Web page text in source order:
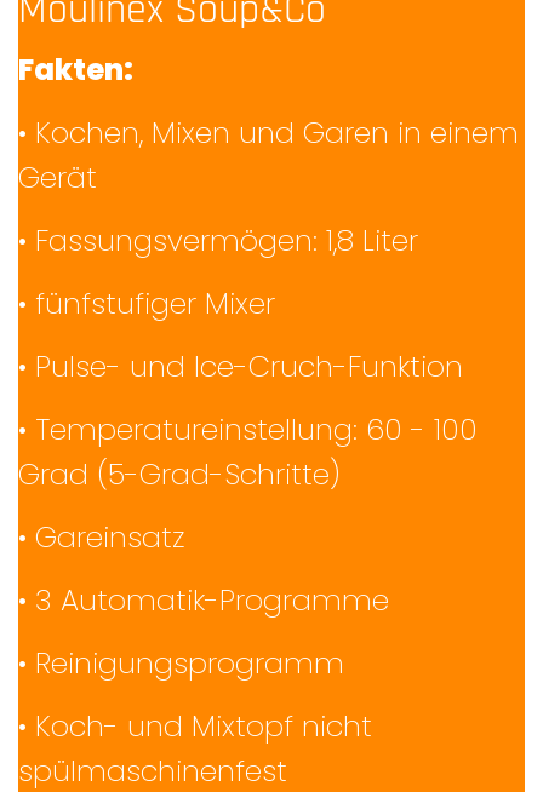
Fakten:
• Kochen, Mixen und Garen in einem
Gerät
• Fassungsvermögen: 1,8 Liter
• fünfstufiger Mixer
• Pulse- und Ice-Cruch-Funktion
• Temperatureinstellung: 60 - 100
Grad (5-Grad-Schritte)
• Gareinsatz
• 3 Automatik-Programme
• Reinigungsprogramm
• Koch- und Mixtopf nicht
spülmaschinenfest